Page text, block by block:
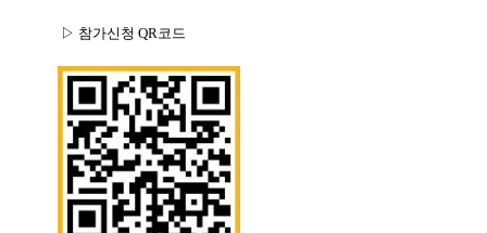
▷ 참가신청 QR코드